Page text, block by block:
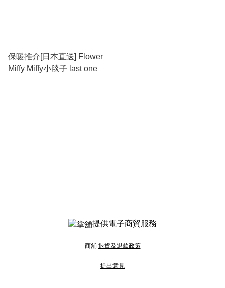
保暖推介[日本直送] Flower
Miffy Miffy小毯子 last one
提供電子商貿服務
商舖 退貨及退款政策
提出意見